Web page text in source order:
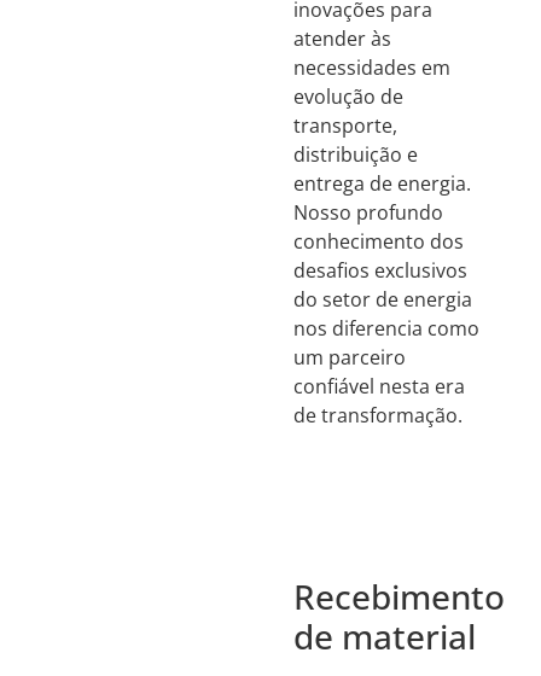
inovações para
atender às
necessidades em
evolução de
transporte,
distribuição e
entrega de energia.
Nosso profundo
conhecimento dos
desafios exclusivos
do setor de energia
nos diferencia como
um parceiro
confiável nesta era
de transformação.
Recebimento
de material